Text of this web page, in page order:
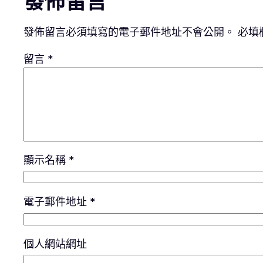
發佈留言必須填寫的電子郵件地址不會公開。 必填
留言 *
顯示名稱 *
電子郵件地址 *
個人網站網址